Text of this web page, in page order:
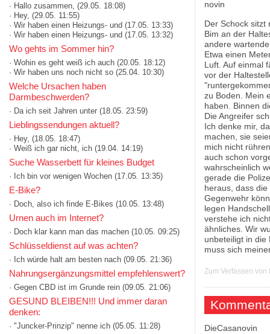
· Hallo zusammen, (29.05. 18:08)
· Hey, (29.05. 11:55)
· Wir haben einen Heizungs- und (17.05. 13:33)
· Wir haben einen Heizungs- und (17.05. 13:32)
Wo gehts im Sommer hin?
· Wohin es geht weiß ich auch (20.05. 18:12)
· Wir haben uns noch nicht so (25.04. 10:30)
Welche Ursachen haben
Darmbeschwerden?
· Da ich seit Jahren unter (18.05. 23:59)
Lieblingssendungen aktuell?
· Hey, (18.05. 18:47)
· Weiß ich gar nicht, ich (19.04. 14:19)
Suche Wasserbett für kleines Budget
· Ich bin vor wenigen Wochen (17.05. 13:35)
E-Bike?
· Doch, also ich finde E-Bikes (10.05. 13:48)
Urnen auch im Internet?
· Doch klar kann man das machen (10.05. 09:25)
Schlüsseldienst auf was achten?
· Ich würde halt am besten nach (09.05. 21:36)
Nahrungsergänzungsmittel empfehlenswert?
· Gegen CBD ist im Grunde rein (09.05. 21:06)
GESUND BLEIBEN!!! Und immer daran
denken:
· "Juncker-Prinzip" nenne ich (05.05. 11:28)
Der Schock sitzt
Bim an der
andere
Etwa einen
Luft. Auf einmal
vor der
zu Boden. Mein
haben. Binnen
Die Angreifer
Ich denke mir,
machen, sie
mich nicht
auch schon
wahrscheinlich
gerade die
heraus, dass
Gegenwehr
legen
verstehe ich
ähnliches. Wir
unbeteiligt in die
muss sich
Zum Verfassen
DieCasanovin